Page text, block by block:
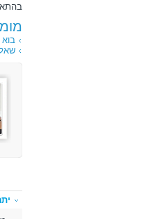
בהתאמה
בוא